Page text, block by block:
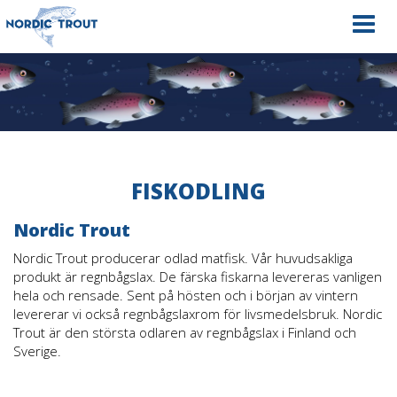
FISKODLING
Nordic Trout
Nordic Trout producerar odlad matfisk. Vår huvudsakliga
produkt är regnbågslax. De färska fiskarna levereras vanligen
hela och rensade. Sent på hösten och i början av vintern
levererar vi också regnbågslaxrom för livsmedelsbruk. Nordic
Trout är den största odlaren av regnbågslax i Finland och
Sverige.